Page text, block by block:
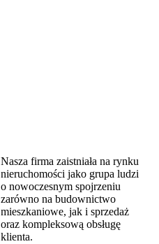
Nasza firma zaistniała na rynku
nieruchomości jako grupa ludzi
o nowoczesnym spojrzeniu
zarówno na budownictwo
mieszkaniowe, jak i sprzedaż
oraz kompleksową obsługę
klienta.